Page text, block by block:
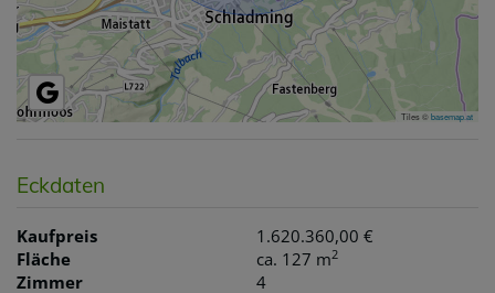
Tiles ©basemap.at
Eckdaten
Kaufpreis
1.620.360,00 €
Fläche
ca. 127 m2
Zimmer 4